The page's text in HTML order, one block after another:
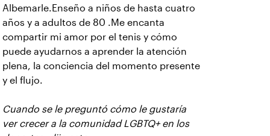
Albemarle.Enseño a niños de hasta cuatro
años y a adultos de 80 .Me encanta
compartir mi amor por el tenis y cómo
puede ayudarnos a aprender la atención
plena, la conciencia del momento presente
y el flujo.
Cuando se le preguntó cómo le gustaría
ver crecer a la comunidad LGBTQ+ en los